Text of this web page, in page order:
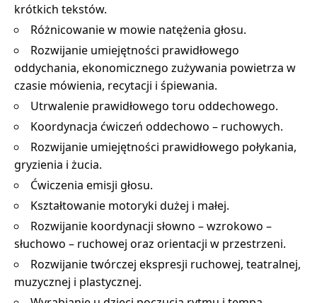
krótkich tekstów.
Różnicowanie w mowie natężenia głosu.
Rozwijanie umiejętności prawidłowego
oddychania, ekonomicznego zużywania powietrza w
czasie mówienia, recytacji i śpiewania.
Utrwalenie prawidłowego toru oddechowego.
Koordynacja ćwiczeń oddechowo – ruchowych.
Rozwijanie umiejętności prawidłowego połykania,
gryzienia i żucia.
Ćwiczenia emisji głosu.
Kształtowanie motoryki dużej i małej.
Rozwijanie koordynacji słowno – wzrokowo –
słuchowo – ruchowej oraz orientacji w przestrzeni.
Rozwijanie twórczej ekspresji ruchowej, teatralnej,
muzycznej i plastycznej.